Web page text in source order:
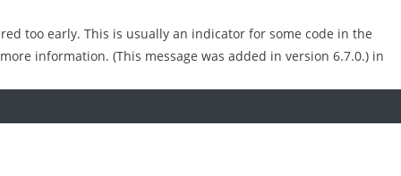
too early. This is usually an indicator for some code in the
information. (This message was added in version 6.7.0.) in